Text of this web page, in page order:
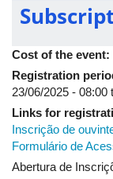
Manhã (8h30 -
Resumo: Esta
Letras e
se voltará para
Cost of the event:
Registration
23/06/2025 - 08:00
Links for
Inscrição de
Formulário de
Abertura de